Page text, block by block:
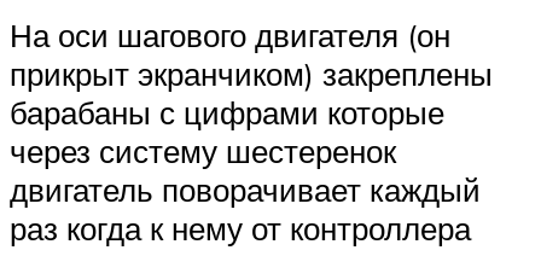
На оси шагового двигателя (он
прикрыт экранчиком) закреплены
барабаны с цифрами которые
через систему шестеренок
двигатель поворачивает каждый
раз когда к нему от контроллера